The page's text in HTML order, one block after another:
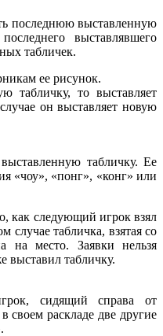
последнюю выставленную
выставлявшего
табличек.
ее рисунок.
табличку, то выставляет
он выставляет новую
табличку. Ее
«чоу», «понг», «конг» или
как следующий игрок взял
табличка, взятая со
на место. Заявки нельзя
выставил табличку.
сидящий справа от
своем раскладе две другие